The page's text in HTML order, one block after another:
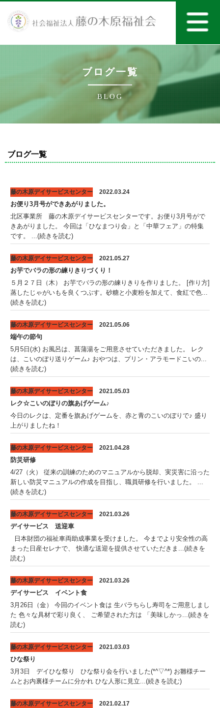
ブログ一覧
BLOG
ブログ一覧
藤の木原デイサービスセンター 2022.03.24
お便り3月号ができあがりました。
北区事業所 藤の木原デイサービスセンターです。お便り3月号がで
きあがりました。 今回は「ひなまつり会」と「中華フェア」の特集
です。 ...(続きを読む)
藤の木原デイサービスセンター 2021.05.27
お芋でバラの形の練りきりづくり！
５月２７日（木） お芋でバラの形の練りきりを作りました。 [作り方]
蒸したじゃがいもを良くつぶす。砂糖と小麦粉を加えて、食紅で色...
(続きを読む)
藤の木原デイサービスセンター 2021.05.06
端午の節句
5月5日(水) お風呂は、菖蒲湯をご用意させていただきました。 レク
は、こいのぼり送りゲーム♪ おやつは、プリン・アラモードこいの...
(続きを読む)
藤の木原デイサービスセンター 2021.05.03
レク☆こいのぼりの旗あげゲーム♪
今日のレクは、定番を旗あげゲームを、赤と青のこいのぼりで♪ 盛り
上がりましたね！
藤の木原デイサービスセンター 2021.04.28
防災研修
4/27（火） 従来の訓練のためのマニュアルから脱却、実災害に沿った
新しい防災マニュアルの作成を目指し、職員研修を行いました。 ...
(続きを読む)
藤の木原デイサービスセンター 2021.03.26
デイサービス 送迎車
日本財団の福祉車両助成事業を受けました。 今までより安全性の高
まった日産セレナで、 快適な送迎を提供させていただきま...(続きを
読む)
藤の木原デイサービスセンター 2021.03.26
デイサービス イベント食
3月26日（金） 今回のイベント食は 生バラちらし寿司をご用意しまし
た 色々な具材で彩り良く、 ご希望された方は 「美味しかっ...(続きを
読む)
藤の木原デイサービスセンター 2021.03.03
ひな祭り
3月3日 デイひな祭り ひな祭り会を行いました(*^▽^*) お雛様チー
ムとお内裏様チームに分かれ ひな人形に見立...(続きを読む)
藤の木原デイサービスセンター 2021.02.17